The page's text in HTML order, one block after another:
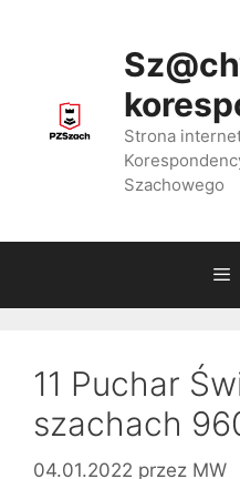
Strona
Szachowego
11 Puchar
szachach
04.01.2022 przez MW